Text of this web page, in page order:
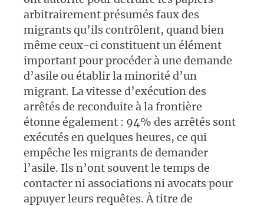
arbitrairement présumés faux des
migrants qu’ils contrôlent, quand bien
même ceux-ci constituent un élément
important pour procéder à une demande
d’asile ou établir la minorité d’un
migrant. La vitesse d’exécution des
arrêtés de reconduite à la frontière
étonne également : 94% des arrêtés sont
exécutés en quelques heures, ce qui
empêche les migrants de demander
l’asile. Ils n’ont souvent le temps de
contacter ni associations ni avocats pour
appuyer leurs requêtes. À titre de